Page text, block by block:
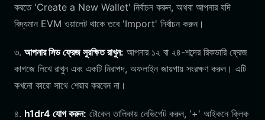
করতে 'Create a New Wallet' নির্বাচন করুন, অথবা আপনার যদি
বিদ্যমান EVM ওয়ালেট থাকে তবে 'Import' নির্বাচন করুন।
৩. আপনার সিড ফ্রেজ সুরক্ষিত রাখুন: আপনার ১২ বা ২৪-শব্দের রিকভারি ফ্রেজ
কাগজে লিখে রাখুন এবং একটি নিরাপদ, অফলাইন জায়গায় সংরক্ষণ করুন। এটি
কখনো কারো সাথে শেয়ার করবেন না।
৪. h1dr4 যোগ করুন: টোকেন তালিকায় নেভিগেট করুন, '+' আইকনে ক্লিক